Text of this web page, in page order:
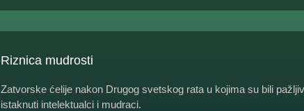
Riznica mudrosti
Zatvorske ćelije nakon Drugog svetskog rata u kojima su bili
istaknuti intelektualci i mudraci.